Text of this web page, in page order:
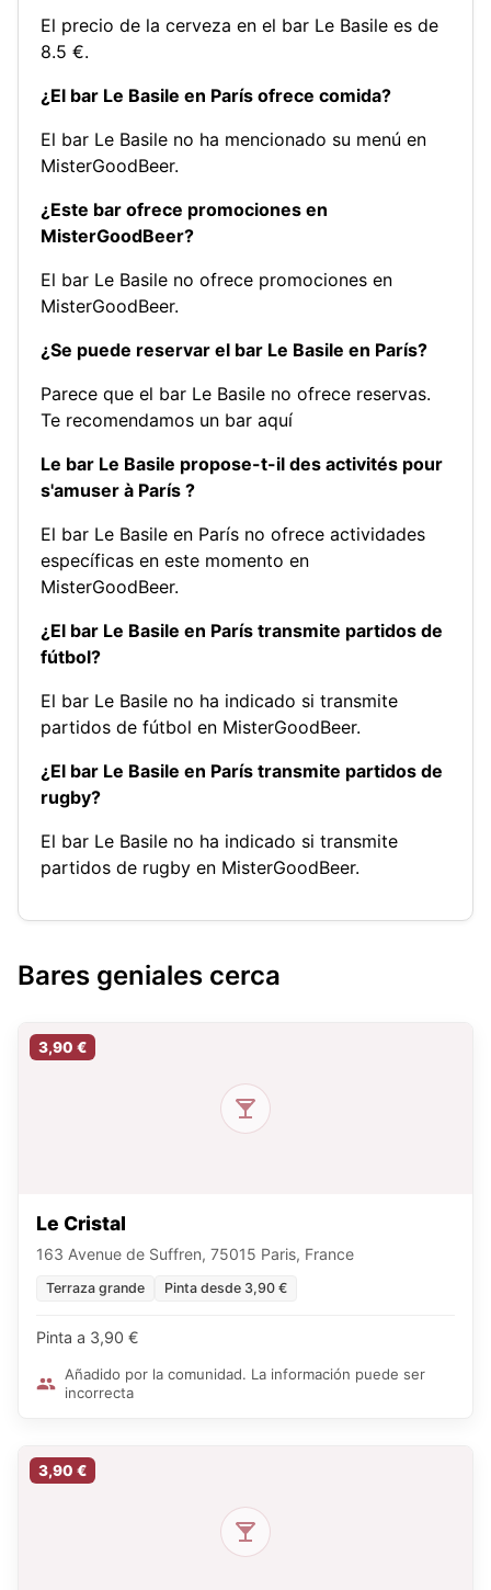
El precio de la cerveza en el bar Le Basile es de
8.5 €.
¿El bar Le Basile en París ofrece comida?
El bar Le Basile no ha mencionado su menú en
MisterGoodBeer.
¿Este bar ofrece promociones en
MisterGoodBeer?
El bar Le Basile no ofrece promociones en
MisterGoodBeer.
¿Se puede reservar el bar Le Basile en París?
Parece que el bar Le Basile no ofrece reservas.
Te recomendamos un bar aquí
Le bar Le Basile propose-t-il des activités pour
s'amuser à París ?
El bar Le Basile en París no ofrece actividades
específicas en este momento en
MisterGoodBeer.
¿El bar Le Basile en París transmite partidos de
fútbol?
El bar Le Basile no ha indicado si transmite
partidos de fútbol en MisterGoodBeer.
¿El bar Le Basile en París transmite partidos de
rugby?
El bar Le Basile no ha indicado si transmite
partidos de rugby en MisterGoodBeer.
Bares geniales cerca
3,90 €
Le Cristal
163 Avenue de Suffren, 75015 Paris, France
Terraza grande Pinta desde 3,90 €
Pinta a 3,90 €
Añadido por la comunidad. La información puede ser
incorrecta
3,90 €